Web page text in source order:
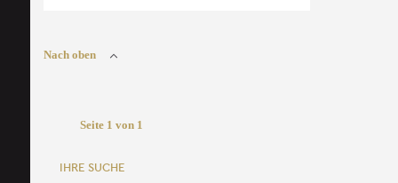
Nach oben
Seite 1 von 1
IHRE SUCHE